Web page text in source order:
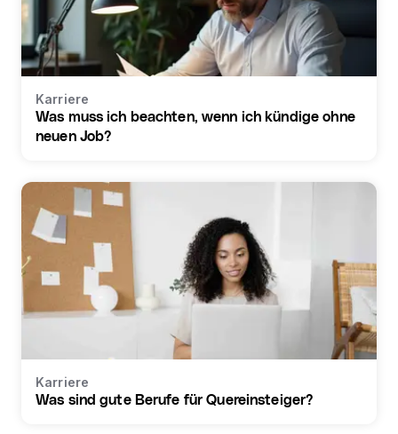
Karriere
Was muss ich beachten, wenn ich kündige ohne
neuen Job?
Karriere
Was sind gute Berufe für Quereinsteiger?